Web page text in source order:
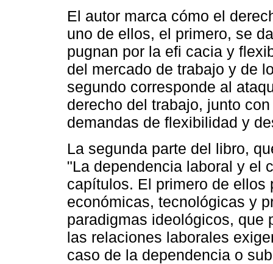
El autor marca cómo el
uno de ellos, el primero, se
pugnan por la efi cacia y
del mercado de trabajo y de
segundo corresponde al
derecho del trabajo, junto
demandas de flexibilidad y
La segunda parte del libro,
"La dependencia laboral y el
capítulos. El primero de ellos
económicas, tecnológicas y
paradigmas ideológicos, que
las relaciones laborales
caso de la dependencia o